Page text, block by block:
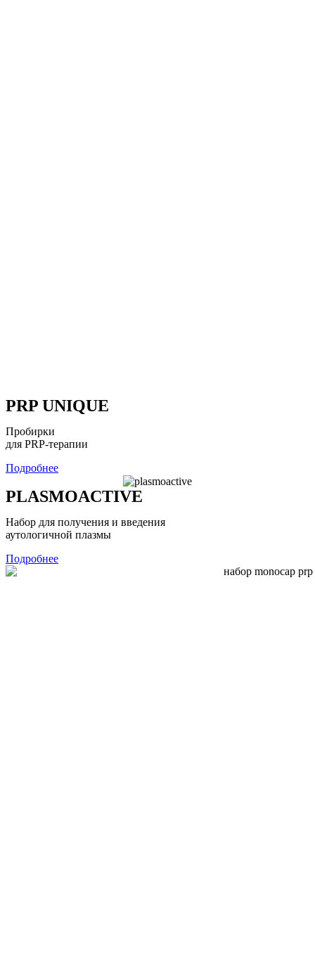
PRP UNIQUE
Пробирки
для PRP-терапии
Подробнее
PLASMOACTIVE
Набор для получения и введения
аутологичной плазмы
Подробнее